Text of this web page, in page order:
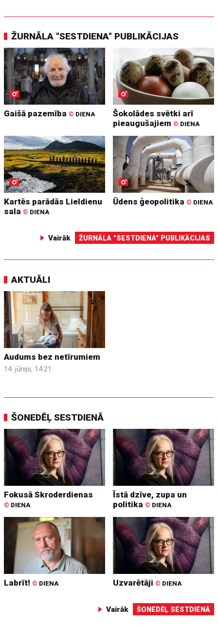
ŽURNĀLA "SESTDIENA" PUBLIKĀCIJAS
Gaišā pazemība © DIENA
Šokolādes svētki arī
pieaugušajiem © DIENA
Kartēs parādās Lieldienu
sala © DIENA
Ūdens ģeopolitika © DIENA
Vairāk ŽURNĀLA "SESTDIENA" PUBLIKĀCIJAS
AKTUĀLI
Audums bez netīrumiem
14. jūnijs, 14:21
ŠONEDĒĻ SESTDIENĀ
Fokusā Skroderdienas
© DIENA
Īstā dzīve, zupa un
politika © DIENA
Labrīt! © DIENA Uzvarētāji © DIENA
Vairāk ŠONEDĒĻ SESTDIENĀ